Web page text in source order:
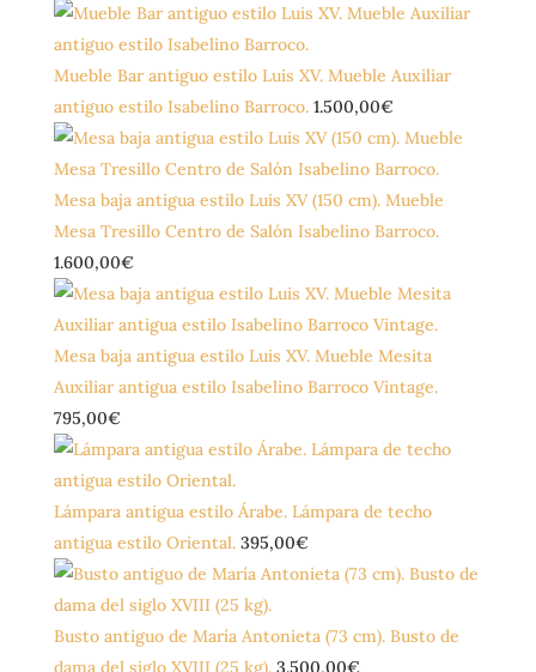
Mueble Bar antiguo estilo Luis XV. Mueble Auxiliar
antiguo estilo Isabelino Barroco. 1.500,00€
Mesa baja antigua estilo Luis XV (150 cm). Mueble
Mesa Tresillo Centro de Salón Isabelino Barroco.
1.600,00€
Mesa baja antigua estilo Luis XV. Mueble Mesita
Auxiliar antigua estilo Isabelino Barroco Vintage.
795,00€
Lámpara antigua estilo Árabe. Lámpara de techo
antigua estilo Oriental. 395,00€
Busto antiguo de María Antonieta (73 cm). Busto de
dama del siglo XVIII (25 kg). 3.500,00€